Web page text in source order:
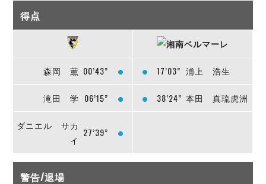
得点
森岡 薫 00’43” 17’03” 浦上 浩生
滝田 学 06’15” 38’24” 本田 真琉虎洲
ダニエル サカ
イ
27’39”
警告/退場